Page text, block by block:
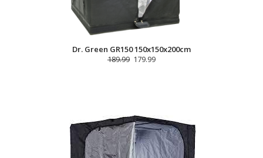
Dr. Green GR150 150x150x200cm
189.99 179.99